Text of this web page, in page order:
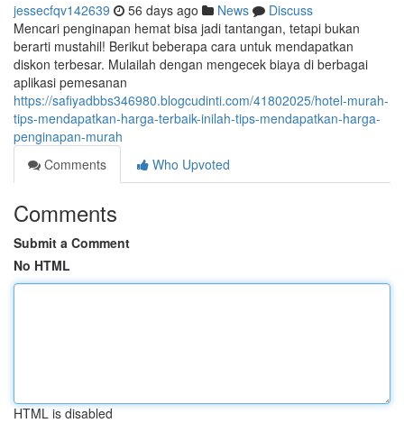
jessecfqv142639 56 days ago News
Discuss
Mencari penginapan hemat bisa jadi tantangan, tetapi bukan
berarti mustahil! Berikut beberapa cara untuk mendapatkan
diskon terbesar. Mulailah dengan mengecek biaya di berbagai
aplikasi pemesanan
https://safiyadbbs346980.blogcudinti.com/41802025/hotel-murah-
tips-mendapatkan-harga-terbaik-inilah-tips-mendapatkan-harga-
penginapan-murah
Comments
Who Upvoted
Comments
Submit a Comment
No HTML
HTML is disabled